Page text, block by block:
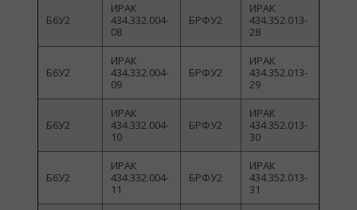
Б6У2
ИРАК
434.332.004-
08
БРФУ2
ИРАК
434.352.013-
28
Б6У2
ИРАК
434.332.004-
09
БРФУ2
ИРАК
434.352.013-
29
Б6У2
ИРАК
434.332.004-
10
БРФУ2
ИРАК
434.352.013-
30
Б6У2
ИРАК
434.332.004-
11
БРФУ2
ИРАК
434.352.013-
31